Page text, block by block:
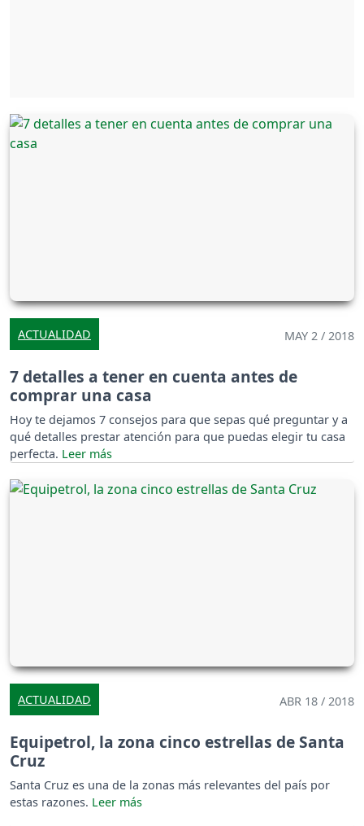
ACTUALIDAD MAY 2 / 2018
7 detalles a tener en cuenta antes de
comprar una casa
Hoy te dejamos 7 consejos para que sepas qué preguntar y a
qué detalles prestar atención para que puedas elegir tu casa
perfecta.
ACTUALIDAD ABR 18 / 2018
Equipetrol, la zona cinco estrellas de Santa
Cruz
Santa Cruz es una de la zonas más relevantes del país por
estas razones.